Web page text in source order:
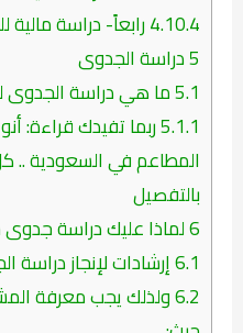
4.10.4رابعاً- دراسة مالية
5دراسة الجدوى
5.1ما هي دراسة الجدوى
5.1.1ربما تفيدك قراءة:
المطاعم في السعودية ..
بالتفصيل
6لماذا عليك دراسة جدوى
6.1إرشادات لإنجاز دراسة
6.2ولذلك يجب معرفة